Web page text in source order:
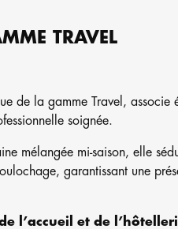
TRAVEL
de la gamme Travel, associe
soignée.
mélangée mi-saison, elle
garantissant une
l’accueil et de